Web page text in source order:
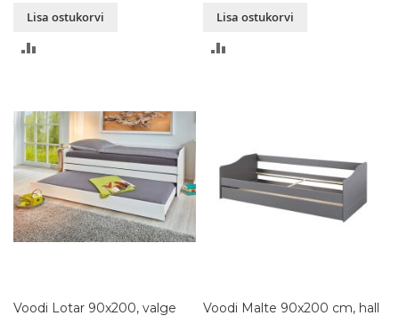
Lisa ostukorvi
Lisa ostukorvi
Voodi Lotar 90x200, valge Voodi Malte 90x200 cm, hall